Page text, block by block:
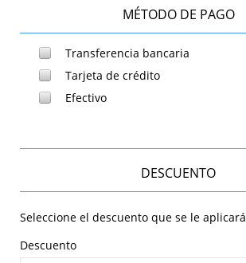
MÉTODO DE PAGO
Transferencia bancaria
Tarjeta de crédito
Efectivo
DESCUENTO
Seleccione el descuento que se le aplicará
Descuento